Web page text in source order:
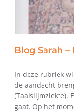
Blog Sarah
In deze rubriek
de aandacht
(Taaislijmziekte).
gaat. Op het